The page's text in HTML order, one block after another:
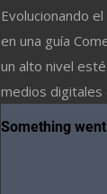
Evolucionando
en una guía
un alto nivel
medios digitales